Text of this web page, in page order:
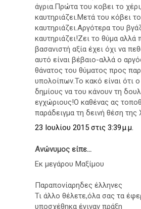
άγρια.Πρώτα του κοβει το
καυτηριάζει.Μετά του κόβει
καυτηριάζει.Αργότερα του
καυτηριάζει!Ζει το θύμα αλλά
βασανιστή αξία έχει όχι να
αυτό είναι βέβαιο-αλλά ο
θάνατος του θύματος προς
υπολοίπων.Το κακό είναι ότι
δημίους να του κάνουν τη
εγχώριους!Ο καθένας ας
παράδειγμα τη δεινή θέση
23 Ιουλίου 2015 στις 3:39 μ.μ.
Ανώνυμος είπε...
Εκ μεγάρου Μαξίμου
Παραπονίαρηδες έλληνες
Τι άλλο θέλετε,όλα σας τα
υποσχέθηκα έγιναν πράξη